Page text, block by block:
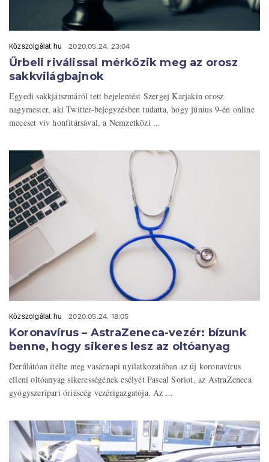
Közszolgálat.hu 2020.05.24. 23:04
Űrbeli riválissal mérkőzik meg az orosz
sakkvilágbajnok
Egyedi sakkjátszmáról tett bejelentést Szergej Karjakin orosz
nagymester, aki Twitter-bejegyzésben tudatta, hogy június 9-én online
meccset vív honfitársával, a Nemzetközi ...
Közszolgálat.hu 2020.05.24. 18:05
Koronavírus – AstraZeneca-vezér: bízunk
benne, hogy sikeres lesz az oltóanyag
Derűlátóan ítélte meg vasárnapi nyilatkozatában az új koronavírus
elleni oltóanyag sikerességének esélyét Pascal Soriot, az AstraZeneca
gyógyszeripari óriáscég vezérigazgatója. Az ...